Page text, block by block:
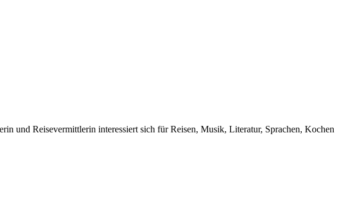
und Reisevermittlerin interessiert sich für Reisen, Musik, Literatur, Sprachen, Kochen